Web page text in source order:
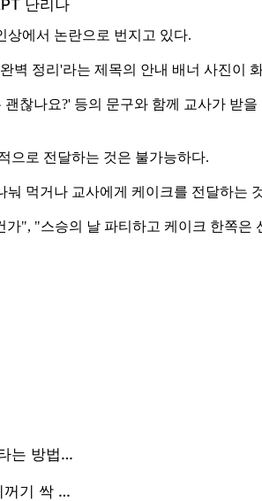
상에서 논란으로 번지고 있다.
벽 정리'라는 제목의 안내 배너 사진이
찮나요?' 등의 문구와 함께 교사가 받
으로 전달하는 것은 불가능하다.
먹거나 교사에게 케이크를 전달하는
", "스승의 날 파티하고 케이크 한쪽은